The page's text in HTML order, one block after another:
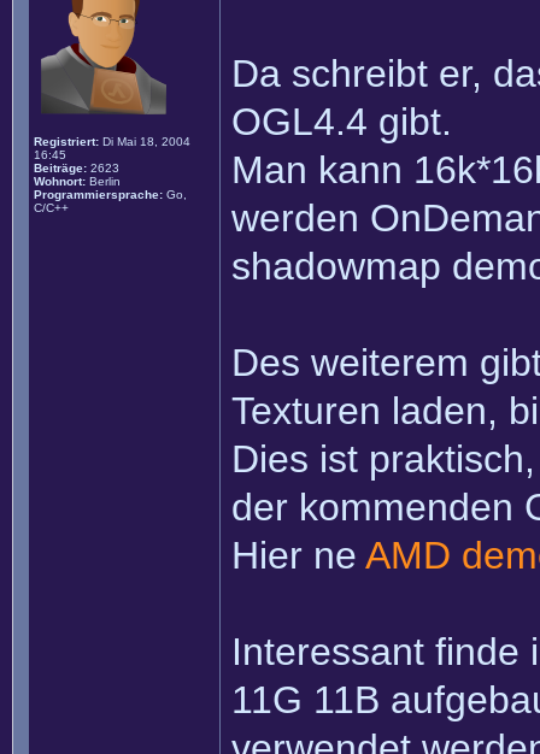
Registriert: Di Mai 18, 2004
16:45
Beiträge: 2623
Wohnort: Berlin
Programmiersprache: Go,
C/C++
Da schreibt er,
OGL4.4 gibt.
Man kann
werden
shadowmap
Des weiterem
Texturen laden,
Dies ist
der kommenden
Hier ne AMD
Interessant finde
11G 11B